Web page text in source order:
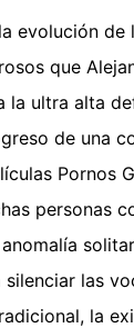
evolución de
que
la ultra alta
de una
Pornos
personas
las
la